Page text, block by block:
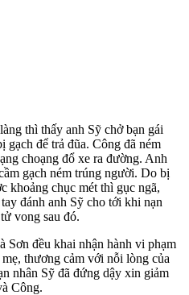
thì thấy anh Sỹ chở bạn gái
gạch để trả đũa. Công đã ném
choạng đổ xe ra đường. Anh
gạch ném trúng người. Do bị
khoảng chục mét thì gục ngã,
đánh anh Sỹ cho tới khi nạn
von‌g sau đó.
Sơn đều khai nhận hành vi phạm
thương cảm với nỗi lòng của
nhân Sỹ đã đứng dậy xin giảm
Công.